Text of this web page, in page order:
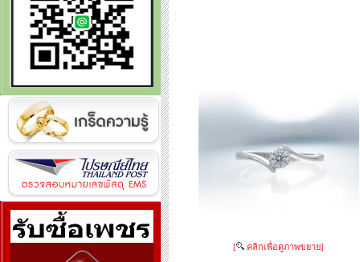
[ คลิกเพื่อดูภาพขยาย]